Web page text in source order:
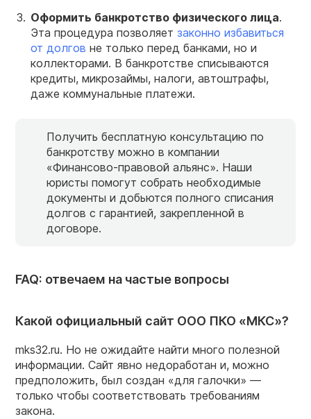
Оформить банкротство физического лица.
Эта процедура позволяет законно избавиться
от долгов не только перед банками, но и
коллекторами. В банкротстве списываются
кредиты, микрозаймы, налоги, автоштрафы,
даже коммунальные платежи.
Получить бесплатную консультацию по
банкротству можно в компании
«Финансово-правовой альянс». Наши
юристы помогут собрать необходимые
документы и добьются полного списания
долгов с гарантией, закрепленной в
договоре.
FAQ: отвечаем на частые вопросы
Какой официальный сайт ООО ПКО «МКС»?
mks32.ru. Но не ожидайте найти много полезной
информации. Сайт явно недоработан и, можно
предположить, был создан «для галочки» —
только чтобы соответствовать требованиям
закона.